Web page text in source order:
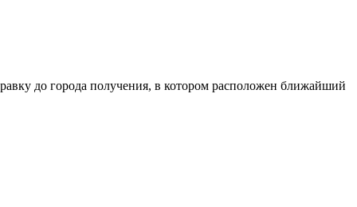
до города получения, в котором расположен ближайший